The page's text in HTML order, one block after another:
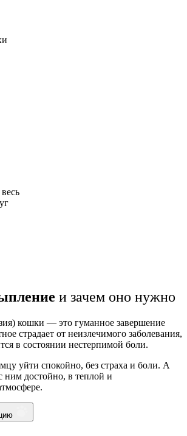
и зачем оно нужно
кошки — это гуманное завершение
страдает от неизлечимого заболевания,
в состоянии нестерпимой боли.
уйти спокойно, без страха и боли. А
ним достойно, в теплой и